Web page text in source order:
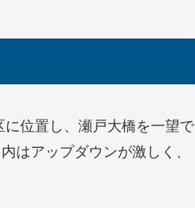
位置し、瀬戸大橋を一望で
はアップダウンが激しく、